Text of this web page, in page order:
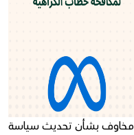
مخاوف بشأن تحديث سياسة